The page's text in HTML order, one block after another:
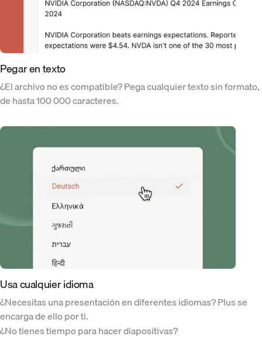
Pegar en texto
¿El archivo no es compatible? Pega cualquier texto sin formato,
de hasta 100 000 caracteres.
Usa cualquier idioma
¿Necesitas una presentación en diferentes idiomas? Plus se
encarga de ello por ti.
¿No tienes tiempo para hacer diapositivas?